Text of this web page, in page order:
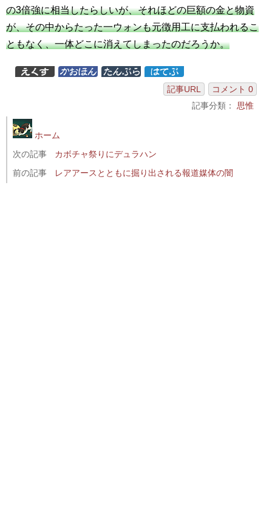
の3倍強に相当したらしいが、それほどの巨額の金と物資
が、その中からたった一ウォンも元徴用工に支払われるこ
ともなく、一体どこに消えてしまったのだろうか。
記事URL
コメント 0
記事分類： 思惟
ホーム
次の記事
カボチャ祭りにデュラハン
前の記事
レアアースとともに掘り出される報道媒体の闇